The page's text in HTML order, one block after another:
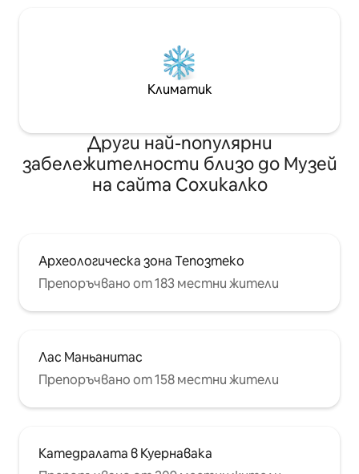
Климатик
Други най-популярни
забележителности близо до Музей
на сайта Сохикалко
Археологическа зона Тепозтеко
Препоръчвано от 183 местни жители
Лас Маньанитас
Препоръчвано от 158 местни жители
Катедралата в Куернавака